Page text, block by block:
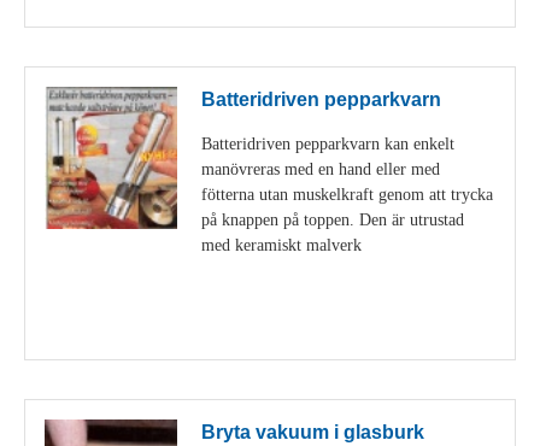
Batteridriven pepparkvarn
Batteridriven pepparkvarn kan enkelt
manövreras med en hand eller med
fötterna utan muskelkraft genom att trycka
på knappen på toppen. Den är utrustad
med keramiskt malverk
Bryta vakuum i glasburk